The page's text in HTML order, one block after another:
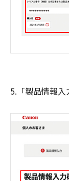
5.「製品情報